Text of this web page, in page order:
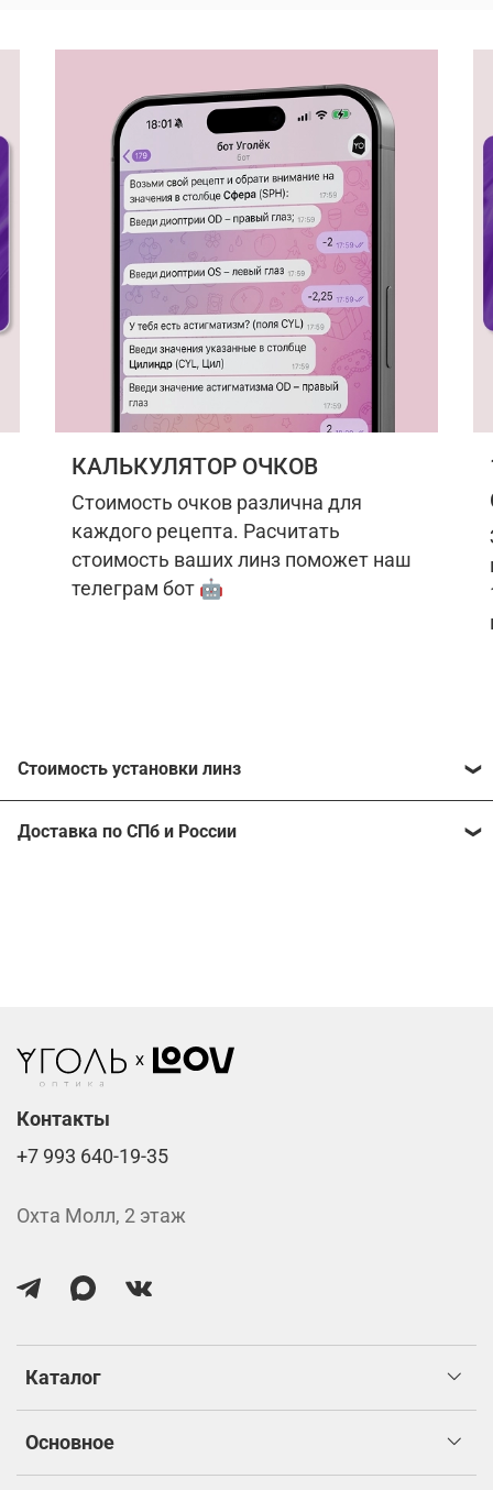
КАЛЬКУЛЯТОР ОЧКОВ
Стоимость очков различна для
каждого рецепта. Расчитать
стоимость ваших линз поможет наш
телеграм бот 🤖
Стоимость установки линз
Расчитать стоимость ваших линз поможет
Стоимость указана за две линзы вместе с
изготовлением.
Доставка по СПб и России
Каталог
Основное
Контакты
+7 993 640-19-35
Охта Молл, 2 этаж